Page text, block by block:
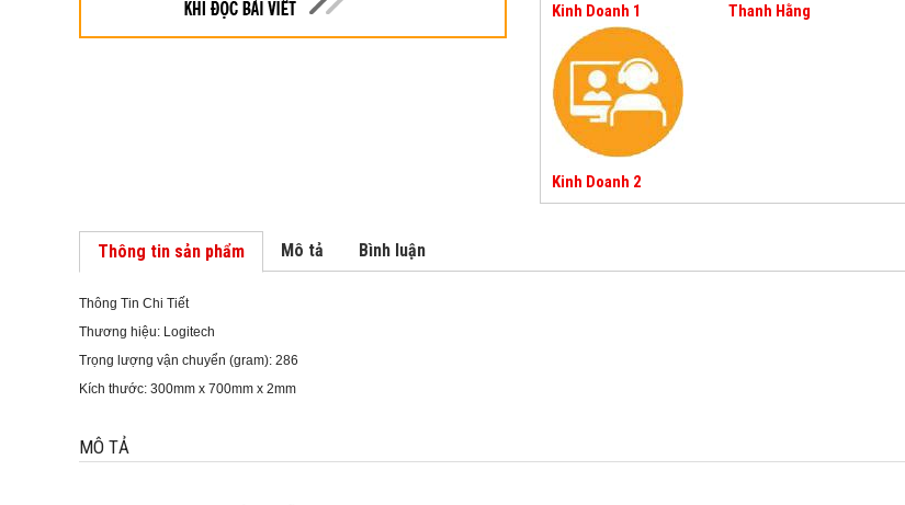
Kinh Doanh 1
Kinh Doanh 2
Thanh Hằng
Thông tin sản phẩm Mô tả Bình luận
Thông Tin Chi Tiết
Thương hiệu: Logitech
Trọng lượng vận chuyển (gram): 286
Kích thước: 300mm x 700mm x 2mm
MÔ TẢ